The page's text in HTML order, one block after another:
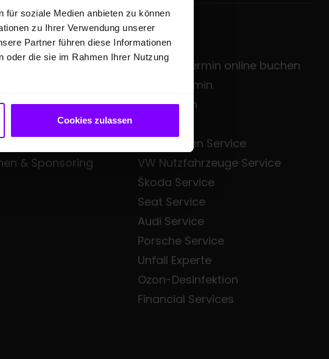
für soziale Medien anbieten zu können
zu Ihrer Verwendung unserer
Partner führen diese Informationen
oder die sie im Rahmen Ihrer Nutzung
Cookies zulassen
& Sponsoring
SERVICE
Service-Termin online buchen
Servicetermin
Mietwagen
Volkswagen Service
VW Nutzfahrzeuge Service
Škoda Service
Seat Service
Audi Service
Porsche Service
Unfall Experte
Ozon-Desinfektion
Financial Services